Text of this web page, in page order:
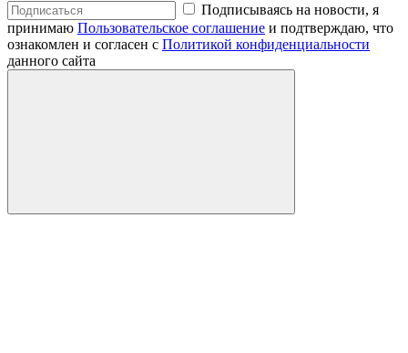
Подписываясь на новости, я
принимаю Пользовательское соглашение и подтверждаю, что
ознакомлен и согласен с Политикой конфиденциальности
данного сайта